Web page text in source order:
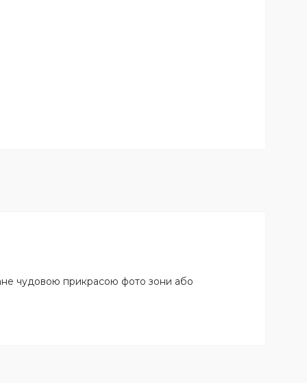
чудовою прикрасою фото зони або